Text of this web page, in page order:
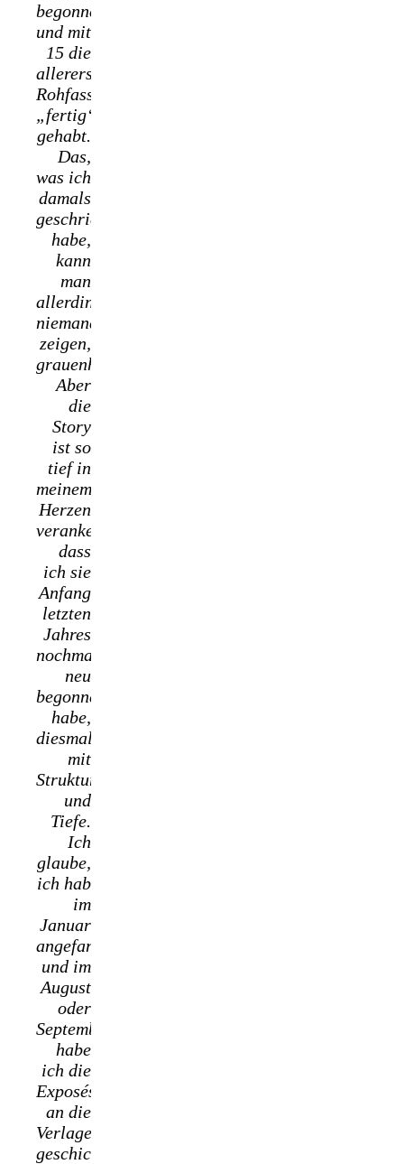
begonnen
und mit
15 die
allererste
Rohfassung
„fertig“
gehabt.
Das,
was ich
damals
geschrieben
habe,
kann
man
allerdings
niemandem
zeigen,
grauenhaft!
Aber
die
Story
ist so
tief in
meinem
Herzen
verankert,
dass
ich sie
Anfang
letzten
Jahres
nochmal
neu
begonnen
habe,
diesmal
mit
Struktur
und
Tiefe.
Ich
glaube,
ich hab
im
Januar
angefangen
und im
August
oder
September
habe
ich die
Exposés
an die
Verlage
geschickt.